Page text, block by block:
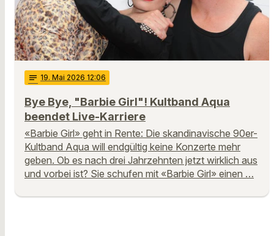
notes 19. Mai 2026 12:06
Bye Bye, "Barbie Girl"! Kultband Aqua
beendet Live-Karriere
«Barbie Girl» geht in Rente: Die skandinavische 90er-
Kultband Aqua will endgültig keine Konzerte mehr
geben. Ob es nach drei Jahrzehnten jetzt wirklich aus
und vorbei ist? Sie schufen mit «Barbie Girl» einen …